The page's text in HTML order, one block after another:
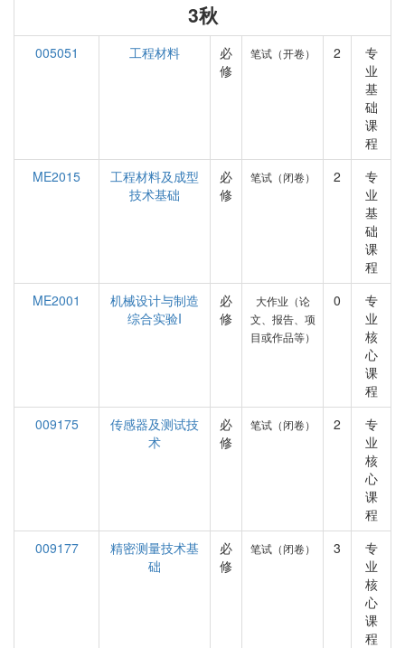
3秋
005051 工程材料
必
修
笔试（开卷） 2
专
业
基
础
课
程
ME2015
工程材料及成型
技术基础
必
修
笔试（闭卷） 2
专
业
基
础
课
程
ME2001
机械设计与制造
综合实验I
必
修
大作业（论
文、报告、项
目或作品等）
0
专
业
核
心
课
程
009175
传感器及测试技
术
必
修
笔试（闭卷） 2
专
业
核
心
课
程
009177
精密测量技术基
础
必
修
笔试（闭卷） 3
专
业
核
心
课
程